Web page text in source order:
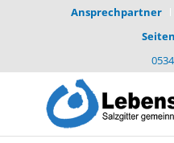
Ansprechpartner